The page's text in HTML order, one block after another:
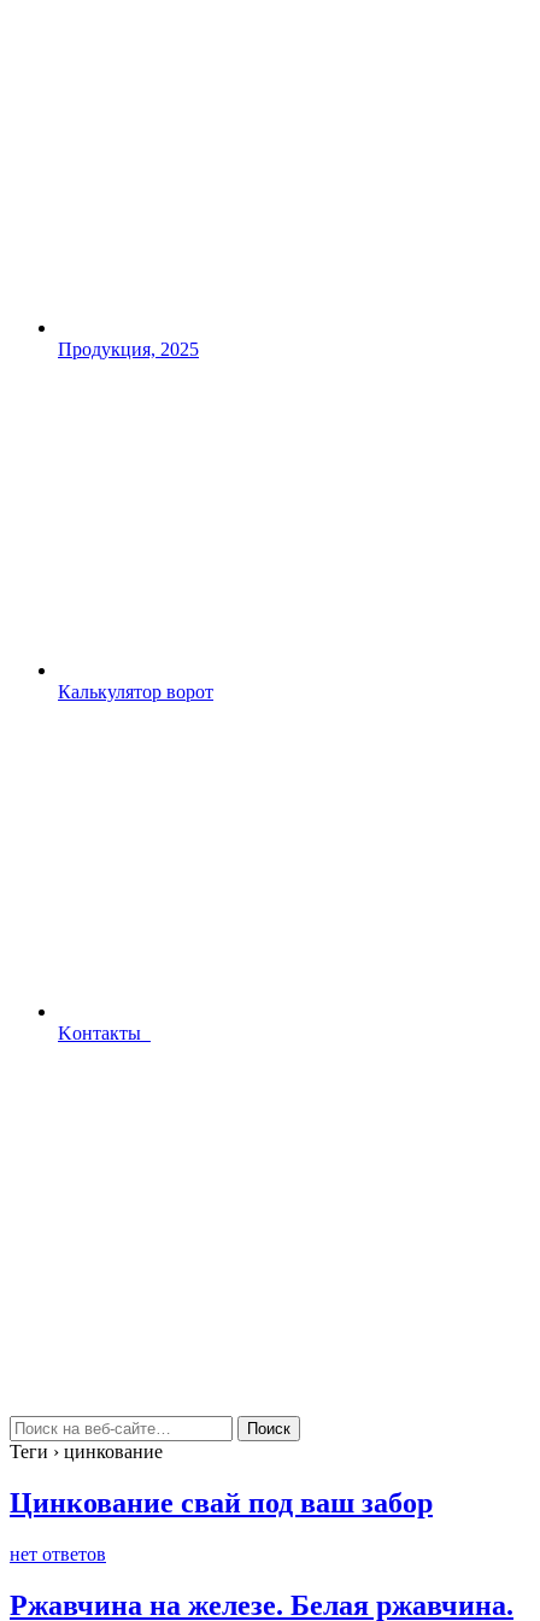
Продукция, 2025
Калькулятор ворот
Kонтакты
Теги › цинкование
Цинкование свай под ваш забор
нет ответов
Ржавчина на железе. Белая ржавчина.